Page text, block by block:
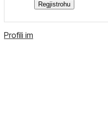
Regjistrohu
Profili im